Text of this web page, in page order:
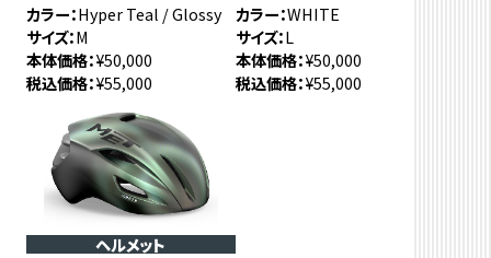
カラー Hyper Teal / Glossy
サイズ M
本体価格 ¥50,000
税込価格 ¥55,000
カラー WHITE
サイズ L
本体価格 ¥50,000
税込価格 ¥55,000
ヘルメット